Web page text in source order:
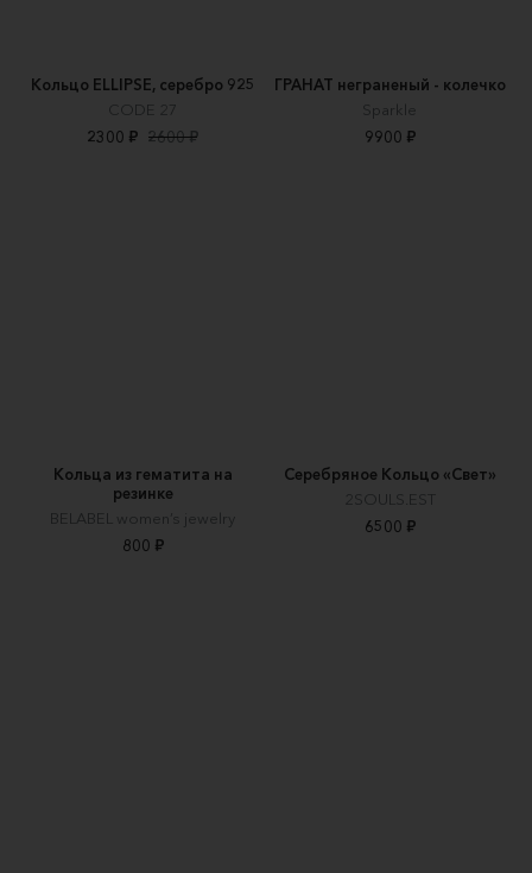
Кольцо ELLIPSE, серебро 925
CODE 27
2300 ₽ 2600 ₽
ГРАНАТ неграненый - колечко
Sparkle
9900 ₽
Кольца из гематита на
резинке
BELABEL women’s jewelry
800 ₽
Серебряное Кольцо «Свет»
2SOULS.EST
6500 ₽